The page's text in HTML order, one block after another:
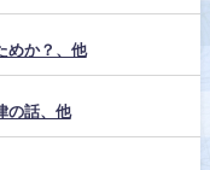
めか？、他
の話、他